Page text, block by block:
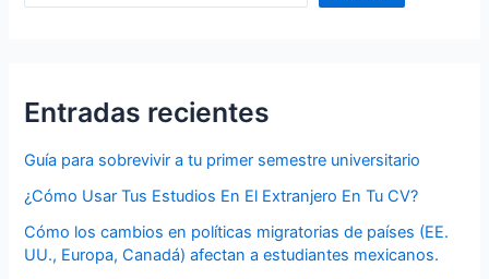
Entradas recientes
Guía para sobrevivir a tu primer semestre universitario
¿Cómo Usar Tus Estudios En El Extranjero En Tu CV?
Cómo los cambios en políticas migratorias de países (EE.
UU., Europa, Canadá) afectan a estudiantes mexicanos.